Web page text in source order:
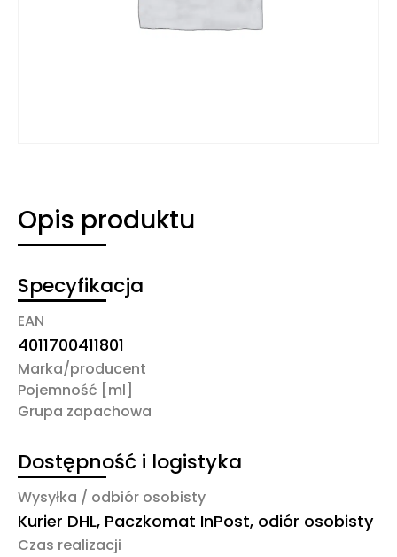
Opis produktu
Specyfikacja
EAN
4011700411801
Marka/producent
Pojemność [ml]
Grupa zapachowa
Dostępność i logistyka
Wysyłka / odbiór osobisty
Kurier DHL, Paczkomat InPost, odiór osobisty
Czas realizacji